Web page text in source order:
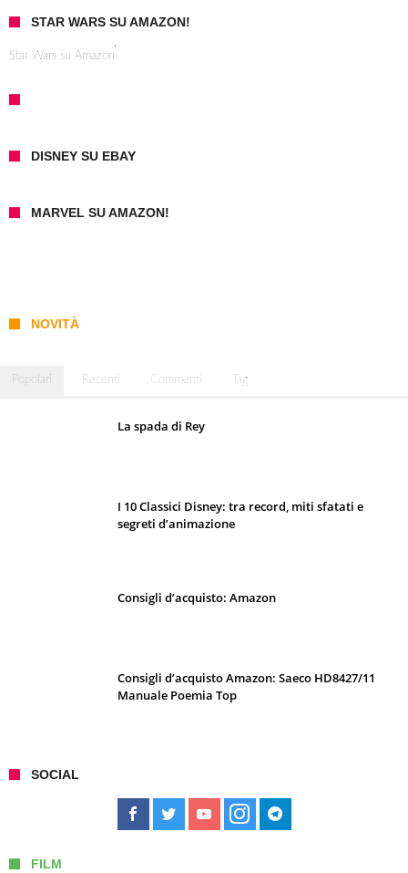
STAR WARS SU AMAZON!
Star Wars su Amazon
DISNEY SU EBAY
MARVEL SU AMAZON!
NOVITÀ
Popolari Recenti Commenti Tag
La spada di Rey
I 10 Classici Disney: tra record, miti sfatati e
segreti d’animazione
Consigli d’acquisto: Amazon
Consigli d’acquisto Amazon: Saeco HD8427/11
Manuale Poemia Top
SOCIAL
FILM